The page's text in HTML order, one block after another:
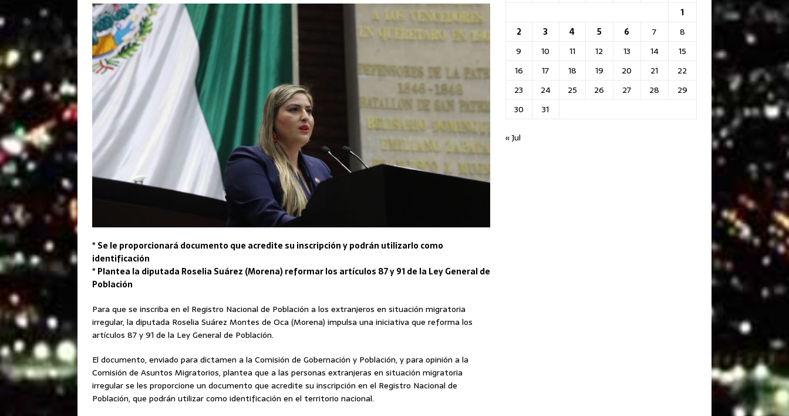
* Se le proporcionará documento que acredite su inscripción y podrán utilizarlo como
identificación
* Plantea la diputada Roselia Suárez (Morena) reformar los artículos 87 y 91 de la Ley General de
Población
Para que se inscriba en el Registro Nacional de Población a los extranjeros en situación migratoria
irregular, la diputada Roselia Suárez Montes de Oca (Morena) impulsa una iniciativa que reforma los
artículos 87 y 91 de la Ley General de Población.
El documento, enviado para dictamen a la Comisión de Gobernación y Población, y para opinión a la
Comisión de Asuntos Migratorios, plantea que a las personas extranjeras en situación migratoria
irregular se les proporcione un documento que acredite su inscripción en el Registro Nacional de
Población, que podrán utilizar como identificación en el territorio nacional.
1
2
3 4 5 6 7
8
9
10 11 12 13 14
15
16
17 18 19 20 21
22
23
24 25 26 27 28
29
30
31
« Jul